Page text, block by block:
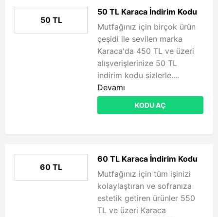
50 TL
50 TL Karaca İndirim Kodu
Mutfağınız için birçok ürün
çeşidi ile sevilen marka
Karaca'da 450 TL ve üzeri
alışverişlerinize 50 TL
indirim kodu sizlerle....
Devamı
KODU AÇ
60 TL
60 TL Karaca İndirim Kodu
Mutfağınız için tüm işinizi
kolaylaştıran ve sofranıza
estetik getiren ürünler 550
TL ve üzeri Karaca